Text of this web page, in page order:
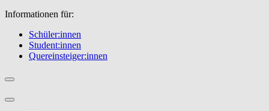
Informationen für:
Schüler:innen
Student:innen
Quereinsteiger:innen